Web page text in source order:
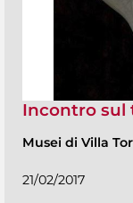
Incontro sul
Musei di Villa
21/02/2017